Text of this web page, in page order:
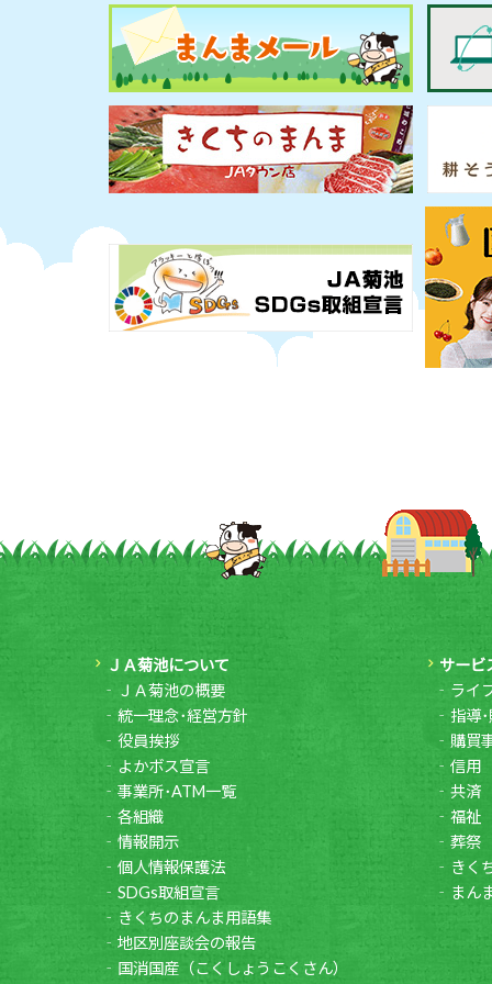
ＪＡ菊池について
ＪＡ菊池の概要
統一理念･経営方針
役員挨拶
よかボス宣言
事業所･ATM一覧
各組織
情報開示
個人情報保護法
SDGs取組宣言
きくちのまんま用語集
地区別座談会の報告
国消国産（こくしょうこくさん）
サービ
ライ
指導
購買
信用
共済
福祉
葬祭
きく
まん